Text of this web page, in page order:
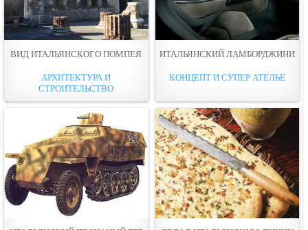
ВИД ИТАЛЬЯНСКОГО ПОМПЕЯ
АРХИТЕКТУРА И
СТРОИТЕЛЬСТВО
ИТАЛЬЯНСКИЙ ЛАМБОРДЖИНИ
КОНЦЕПТ И СУПЕР АТЕЛЬЕ